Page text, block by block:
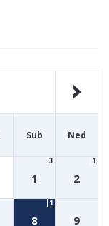
Sub Ned
1
3
2
1
8
1
9